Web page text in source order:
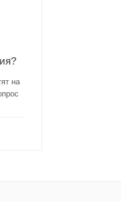
на